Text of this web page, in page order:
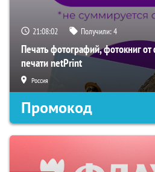
21:08:01 Получили:4
Печать фотографий, фотокниг
печати netPrint
Россия
Промокод